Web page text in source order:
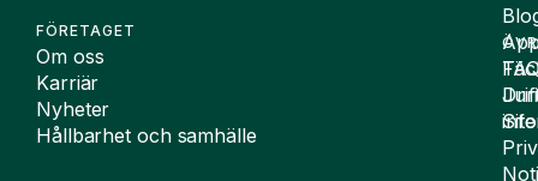
FÖRETAGET
Om oss
Karriär
Nyheter
Hållbarhet och samhälle